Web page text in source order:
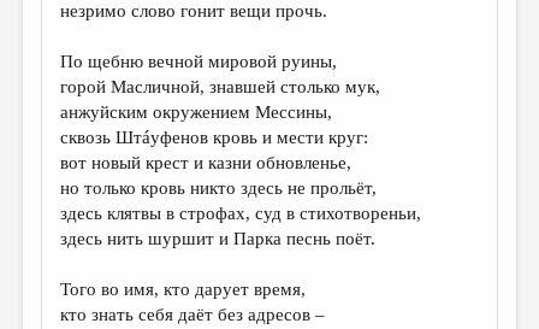
ДАЙДЖЕСТ
ПРОИЗВЕДЕНИЯ
ПЕРЕВОДЫ
КОНКУРСЫ
ДЕТСКАЯ КОМНАТА
КНИЖНАЯ ПОЛКА
СТРАНИЦЫ ПАМЯТИ
незримо слово гонит вещи прочь.
По щебню вечной мировой руины,
горой Масличной, знавшей столько мук,
анжуйским окружением Мессины,
сквозь Штáуфенов кровь и мести круг:
вот новый крест и казни обновленье,
но только кровь никто здесь не прольёт,
здесь клятвы в строфах, суд в стихотвореньи,
здесь нить шуршит и Парка песнь поёт.
Того во имя, кто дарует время,
кто знать себя даёт без адресов –